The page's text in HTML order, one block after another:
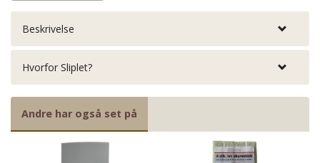
Beskrivelse
Hvorfor Sliplet?
Andre har også set på